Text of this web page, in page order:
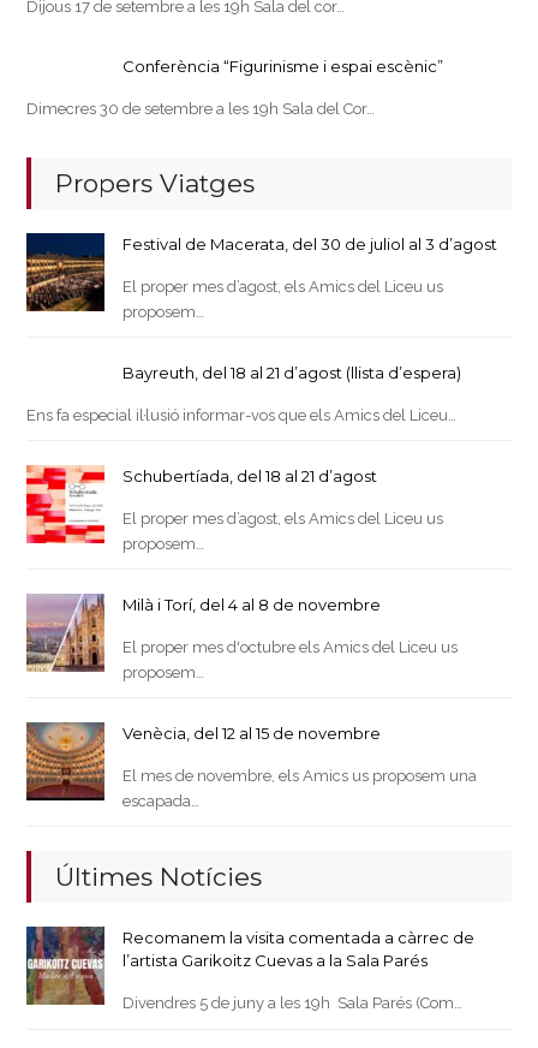
Dijous 17 de setembre a les 19h Sala del cor…
Conferència “Figurinisme i espai escènic”
Dimecres 30 de setembre a les 19h Sala del Cor…
Propers Viatges
Festival de Macerata, del 30 de juliol al 3 d’agost
El proper mes d’agost, els Amics del Liceu us
proposem…
Bayreuth, del 18 al 21 d’agost (llista d’espera)
Ens fa especial il·lusió informar-vos que els Amics del Liceu…
Schubertíada, del 18 al 21 d’agost
El proper mes d’agost, els Amics del Liceu us
proposem…
Milà i Torí, del 4 al 8 de novembre
El proper mes d'octubre els Amics del Liceu us
proposem…
Venècia, del 12 al 15 de novembre
El mes de novembre, els Amics us proposem una
escapada…
Últimes Notícies
Recomanem la visita comentada a càrrec de
l’artista Garikoitz Cuevas a la Sala Parés
Divendres 5 de juny a les 19h Sala Parés (Com…